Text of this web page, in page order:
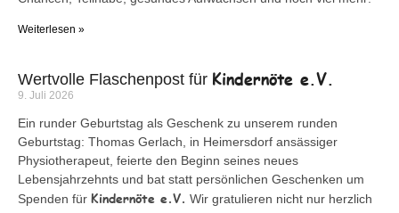
Weiterlesen »
Wertvolle Flaschenpost für Kindernöte e.V.
9. Juli 2026
Ein runder Geburtstag als Geschenk zu unserem runden
Geburtstag: Thomas Gerlach, in Heimersdorf ansässiger
Physiotherapeut, feierte den Beginn seines neues
Lebensjahrzehnts und bat statt persönlichen Geschenken um
Spenden für Kindernöte e.V. Wir gratulieren nicht nur herzlich